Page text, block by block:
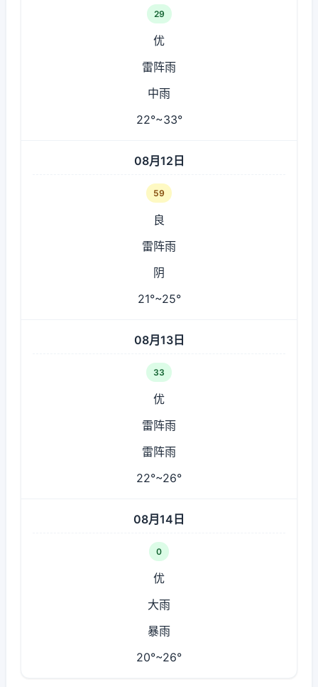
29
优
雷阵雨
中雨
22°~33°
08月12日
59
良
雷阵雨
阴
21°~25°
08月13日
33
优
雷阵雨
雷阵雨
22°~26°
08月14日
0
优
大雨
暴雨
20°~26°